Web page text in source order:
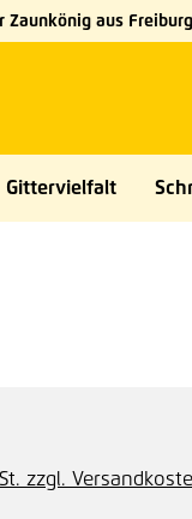
Zaunkönig aus Freiburg
Gittervielfalt
zzgl.